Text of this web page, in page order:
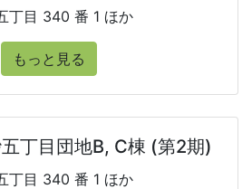
丁目 340 番 1 ほか
もっと見る
丁目団地B, C棟 (第2期)
丁目 340 番 1 ほか